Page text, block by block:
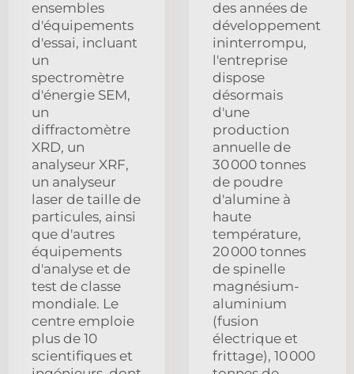
ensembles
d'équipements
d'essai, incluant
un
spectromètre
d'énergie SEM,
un
diffractomètre
XRD, un
analyseur XRF,
un analyseur
laser de taille de
particules, ainsi
que d'autres
équipements
d'analyse et de
test de classe
mondiale. Le
centre emploie
plus de 10
scientifiques et
des années de
développement
ininterrompu,
l'entreprise
dispose
désormais
d'une
production
annuelle de
30 000 tonnes
de poudre
d'alumine à
haute
température,
20 000 tonnes
de spinelle
magnésium-
aluminium
(fusion
électrique et
frittage), 10 000